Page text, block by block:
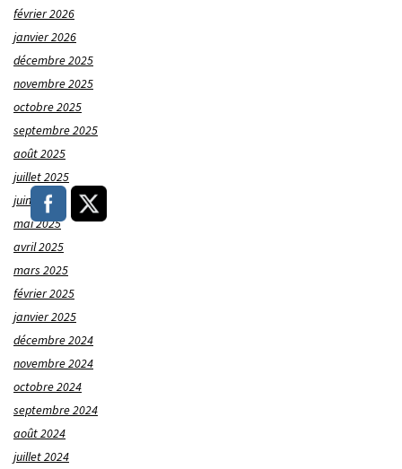
février 2026
janvier 2026
décembre 2025
novembre 2025
octobre 2025
septembre 2025
août 2025
juillet 2025
juin 2025
mai 2025
avril 2025
mars 2025
février 2025
janvier 2025
décembre 2024
novembre 2024
octobre 2024
septembre 2024
août 2024
juillet 2024